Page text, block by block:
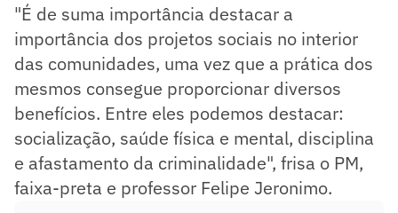
"É de suma importância destacar a
importância dos projetos sociais no interior
das comunidades, uma vez que a prática dos
mesmos consegue proporcionar diversos
benefícios. Entre eles podemos destacar:
socialização, saúde física e mental, disciplina
e afastamento da criminalidade", frisa o PM,
faixa-preta e professor Felipe Jeronimo.